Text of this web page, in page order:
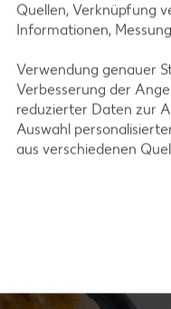
nicht automatisch auf
Ob süß oder
Rezepten zauberst
sondern auch
Quellen, Verknüpfung
Informationen,
Verwendung genauer
Verbesserung der
reduzierter Daten zur
Auswahl
aus verschiedenen